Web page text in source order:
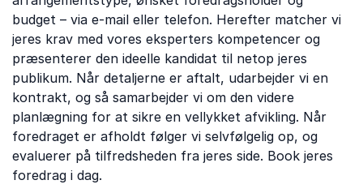
budget – via e-mail eller telefon. Herefter matcher vi
jeres krav med vores eksperters kompetencer og
præsenterer den ideelle kandidat til netop jeres
publikum. Når detaljerne er aftalt, udarbejder vi en
kontrakt, og så samarbejder vi om den videre
planlægning for at sikre en vellykket afvikling. Når
foredraget er afholdt følger vi selvfølgelig op, og
evaluerer på tilfredsheden fra jeres side. Book jeres
foredrag i dag.